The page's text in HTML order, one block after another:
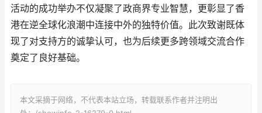
活动的成功举办不仅凝聚了政商界专业智慧，更彰显了香
港在逆全球化浪潮中连接中外的独特价值。此次致谢既体
现了对支持方的诚挚认可，也为后续更多跨领域交流合作
奠定了良好基础。
本文采摘于网络，不代表本站立场，转载联系作者并注明出